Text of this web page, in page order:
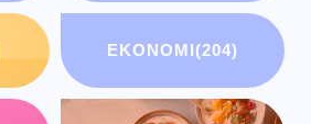
EKONOMI(204)